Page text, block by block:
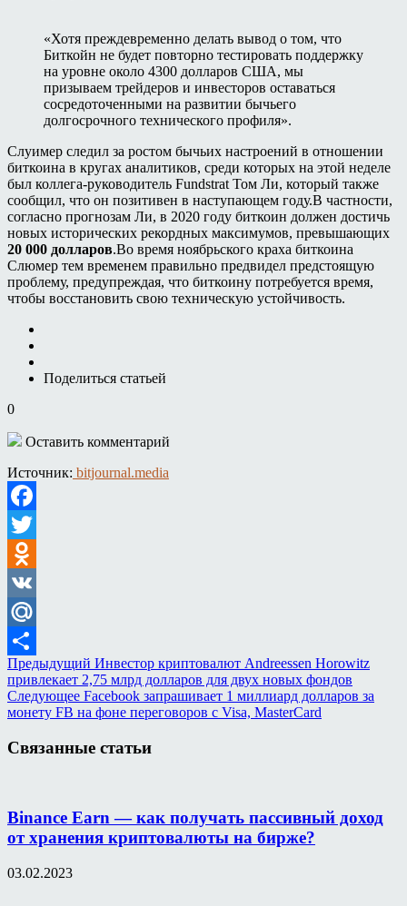
«Хотя преждевременно делать вывод о том, что
Биткойн не будет повторно тестировать поддержку
на уровне около 4300 долларов США, мы
призываем трейдеров и инвесторов оставаться
сосредоточенными на развитии бычьего
долгосрочного технического профиля».
Слуимер следил за ростом бычьих настроений в отношении
биткоина в кругах аналитиков, среди которых на этой неделе
был коллега-руководитель Fundstrat Том Ли, который также
сообщил, что он позитивен в наступающем году.В частности,
согласно прогнозам Ли, в 2020 году биткоин должен достичь
новых исторических рекордных максимумов, превышающих
20 000 долларов.Во время ноябрьского краха биткоина
Слюмер тем временем правильно предвидел предстоящую
проблему, предупреждая, что биткоину потребуется время,
чтобы восстановить свою техническую устойчивость.
Поделиться статьей
0
Оставить комментарий
Источник: bitjournal.media
Facebook
Twitter
Odnoklassniki
VK
Mail.Ru
Отправить
Предыдущий Инвестор криптовалют Andreessen Horowitz
привлекает 2,75 млрд долларов для двух новых фондов
Следующее Facebook запрашивает 1 миллиард долларов за
монету FB на фоне переговоров с Visa, MasterCard
Связанные статьи
Binance Earn — как получать пассивный доход
от хранения криптовалюты на бирже?
03.02.2023